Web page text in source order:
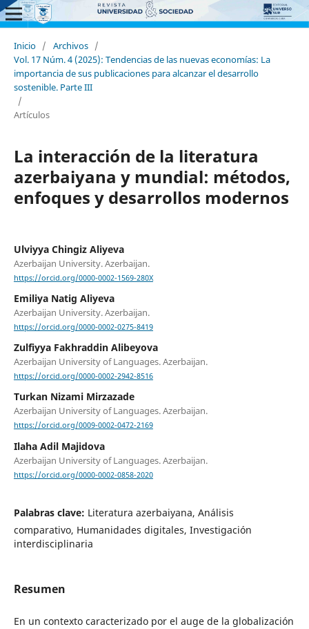
Inicio / Archivos /
Vol. 17 Núm. 4 (2025): Tendencias de las nuevas economías: La
importancia de sus publicaciones para alcanzar el desarrollo
sostenible. Parte III
/
Artículos
La interacción de la literatura
azerbaiyana y mundial: métodos,
enfoques y desarrollos modernos
Ulviyya Chingiz Aliyeva
Azerbaijan University. Azerbaijan.
https://orcid.org/0000-0002-1569-280X
Emiliya Natig Aliyeva
Azerbaijan University. Azerbaijan.
https://orcid.org/0000-0002-0275-8419
Zulfiyya Fakhraddin Alibeyova
Azerbaijan University of Languages. Azerbaijan.
https://orcid.org/0000-0002-2942-8516
Turkan Nizami Mirzazade
Azerbaijan University of Languages. Azerbaijan.
https://orcid.org/0009-0002-0472-2169
Ilaha Adil Majidova
Azerbaijan University of Languages. Azerbaijan.
https://orcid.org/0000-0002-0858-2020
Palabras clave: Literatura azerbaiyana, Análisis
comparativo, Humanidades digitales, Investigación
interdisciplinaria
Resumen
En un contexto caracterizado por el auge de la globalización